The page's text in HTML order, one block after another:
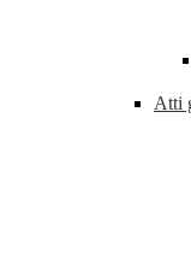
Atti